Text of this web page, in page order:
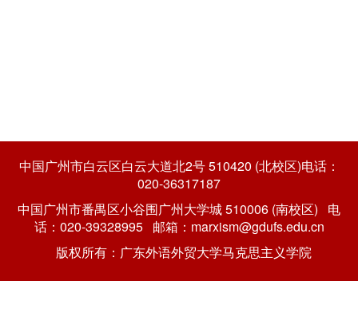
中国广州市白云区白云大道北2号 510420 (北校区)电话：
020-36317187
中国广州市番禺区小谷围广州大学城 510006 (南校区) 电
话：020-39328995 邮箱：marxism@gdufs.edu.cn
版权所有：广东外语外贸大学马克思主义学院